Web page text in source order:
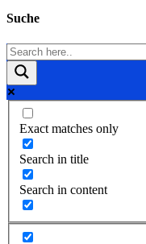
Suche
Exact matches only
Search in title
Search in content